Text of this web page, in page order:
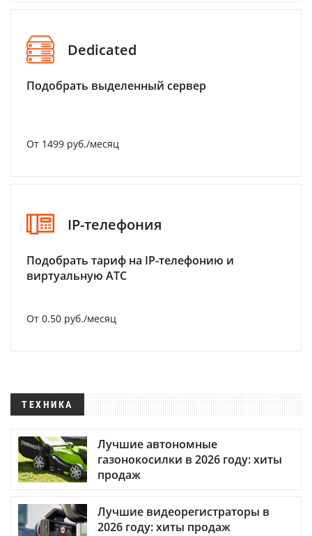
Dedicated
Подобрать выделенный сервер
От 1499 руб./месяц
IP-телефония
Подобрать тариф на IP-телефонию и
виртуальную АТС
От 0.50 руб./месяц
ТЕХНИКА
Лучшие автономные
газонокосилки в 2026 году: хиты
продаж
Лучшие видеорегистраторы в
2026 году: хиты продаж